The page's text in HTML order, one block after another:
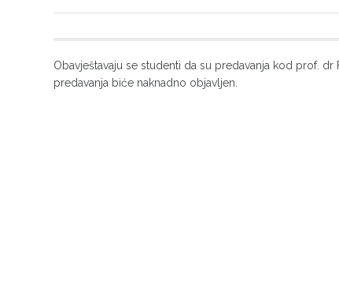
Obavještavaju se studenti da su predavanja kod prof.
predavanja biće naknadno objavljen.